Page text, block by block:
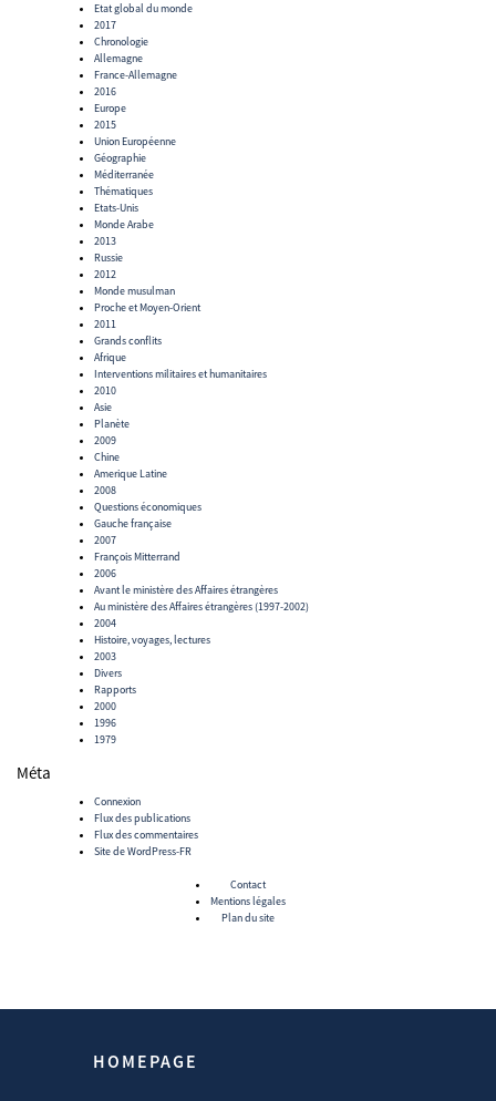
Etat global du monde
2017
Chronologie
Allemagne
France-Allemagne
2016
Europe
2015
Union Européenne
Géographie
Méditerranée
Thématiques
Etats-Unis
Monde Arabe
2013
Russie
2012
Monde musulman
Proche et Moyen-Orient
2011
Grands conflits
Afrique
Interventions militaires et humanitaires
2010
Asie
Planète
2009
Chine
Amerique Latine
2008
Questions économiques
Gauche française
2007
François Mitterrand
2006
Avant le ministère des Affaires étrangères
Au ministère des Affaires étrangères (1997-2002)
2004
Histoire, voyages, lectures
2003
Divers
Rapports
2000
1996
1979
Méta
Connexion
Flux des publications
Flux des commentaires
Site de WordPress-FR
Contact
Mentions légales
Plan du site
HOMEPAGE